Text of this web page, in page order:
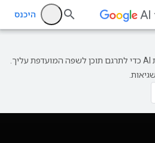
היכנס
‫Google משתמשת בטכנולוגיית AI כדי לתרגם תוכן לשפה המועדפת עליך.